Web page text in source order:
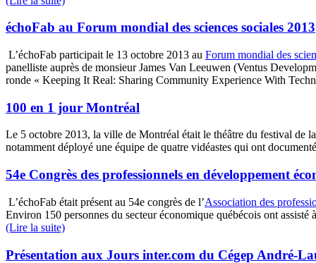
échoFab au Forum mondial des sciences sociales 2013
L’échoFab participait le 13 octobre 2013 au Forum mondial des
panelliste auprès de monsieur James Van Leeuwen (Ventus
ronde « Keeping It Real: Sharing Community Experience With
100 en 1 jour Montréal
Le 5 octobre 2013, la ville de Montréal était le théâtre du festival de
notamment déployé une équipe de quatre vidéastes qui ont
54e Congrès des professionnels en développement
L’échoFab était présent au 54e congrès de l’Association des
Environ 150 personnes du secteur économique québécois ont
(Lire la suite)
Présentation aux Jours inter.com du Cégep André-